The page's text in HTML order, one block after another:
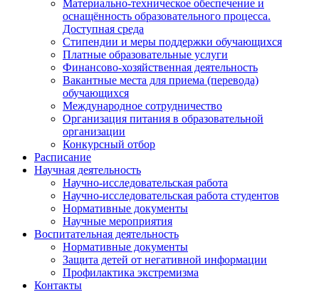
Материально-техническое обеспечение и
оснащённость образовательного процесса.
Доступная среда
Стипендии и меры поддержки обучающихся
Платные образовательные услуги
Финансово-хозяйственная деятельность
Вакантные места для приема (перевода)
обучающихся
Международное сотрудничество
Организация питания в образовательной
организации
Конкурсный отбор
Расписание
Научная деятельность
Научно-исследовательская работа
Научно-исследовательская работа студентов
Нормативные документы
Научные мероприятия
Воспитательная деятельность
Нормативные документы
Защита детей от негативной информации
Профилактика экстремизма
Контакты